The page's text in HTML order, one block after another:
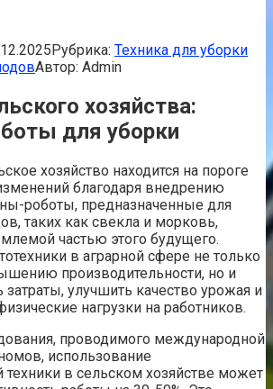
Рубрика: Техника для уборки
Автор: Admin
хозяйства:
для уборки
хозяйство находится на пороге
благодаря внедрению
роботы, предназначенные для
таких как свекла и морковь,
частью этого будущего.
в аграрной сфере не только
производительности, но и
затраты, улучшить качество урожая и
нагрузки на работников.
проводимого международной
использование
техники в сельском хозяйстве может